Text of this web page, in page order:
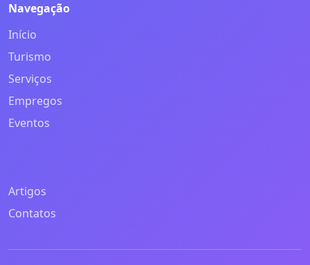
Navegação
Início
Turismo
Serviços
Empregos
Eventos
Artigos
Contatos